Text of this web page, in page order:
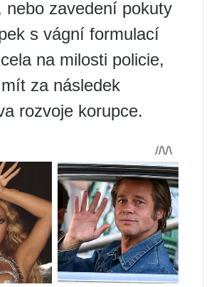
nebo zavedení pokuty
s vágní formulací
na milosti policie,
za následek
rozvoje korupce.